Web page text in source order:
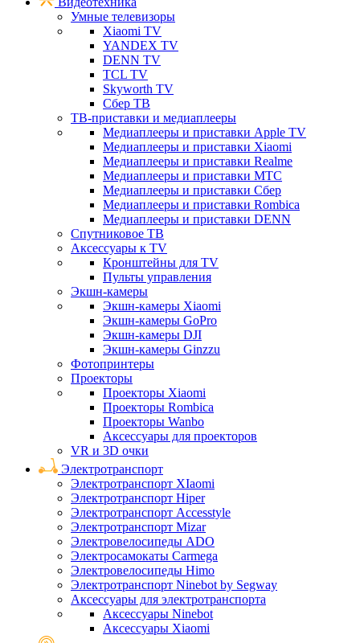
Умные телевизоры
Xiaomi TV
YANDEX TV
DENN TV
TCL TV
Skyworth TV
Сбер ТВ
ТВ-приставки и медиаплееры
Медиаплееры и приставки Apple TV
Медиаплееры и приставки Xiaomi
Медиаплееры и приставки Realme
Медиаплееры и приставки МТС
Медиаплееры и приставки Сбер
Медиаплееры и приставки Rombica
Медиаплееры и приставки DENN
Спутниковое ТВ
Аксессуары к TV
Кронштейны для TV
Пульты управления
Экшн-камеры
Экшн-камеры Xiaomi
Экшн-камеры GoPro
Экшн-камеры DJI
Экшн-камеры Ginzzu
Фотопринтеры
Проекторы
Проекторы Xiaomi
Проекторы Rombica
Проекторы Wanbo
Аксессуары для проекторов
VR и 3D очки
Электротранспорт
Электротранспорт XIaomi
Электротранспорт Hiper
Электротранспорт Accesstyle
Электротранспорт Mizar
Электровелосипеды ADO
Электросамокаты Carmega
Электровелосипеды Himo
Электротранспорт Ninebot by Segway
Аксессуары для электротранспорта
Аксессуары Ninebot
Аксессуары Xiaomi